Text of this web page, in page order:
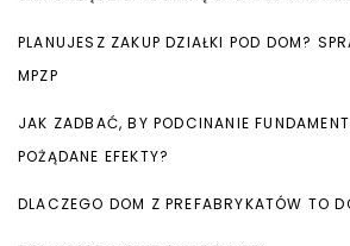
PLANUJESZ ZAKUP DZIAŁKI POD DOM?
MPZP
JAK ZADBAĆ, BY PODCINANIE
POŻĄDANE EFEKTY?
DLACZEGO DOM Z PREFABRYKATÓW TO